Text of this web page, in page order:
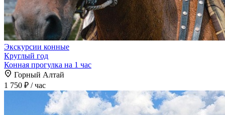
Экскурсии конные
Круглый год
Конная прогулка на 1 час
Горный Алтай
1 750 ₽ / час